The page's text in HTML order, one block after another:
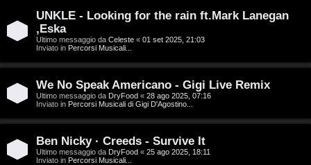
t
v
i
C
UNKLE - Looking for the rain ft.Mark Lanegan
,Eska
Ultimo messaggio da Celeste « 01 set 2025, 21:03
Inviato in Percorsi Musicali...
We No Speak Americano - Gigi Live Remix
Ultimo messaggio da DryFood « 28 ago 2025, 07:16
Inviato in Percorsi Musicali di Gigi D'Agostino...
Ben Nicky · Creeds - Survive It
Ultimo messaggio da DryFood « 25 ago 2025, 18:11
Inviato in Percorsi Musicali...
c
a
:
C
D
/